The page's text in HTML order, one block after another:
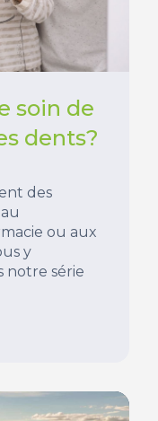
soin de
dents?
des
ou aux
y
notre série